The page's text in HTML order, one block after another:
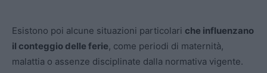
Esistono poi alcune situazioni particolari che influenzano
il conteggio delle ferie, come periodi di maternità,
malattia o assenze disciplinate dalla normativa vigente.